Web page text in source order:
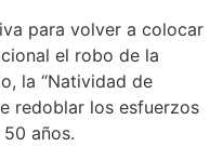
para volver a colocar
el robo de la
la “Natividad de
redoblar los esfuerzos
años.